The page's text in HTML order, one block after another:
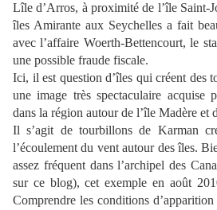
Lîle d’Arros, à proximité de l’île Saint-
îles Amirante aux Seychelles a fait
avec l’affaire Woerth-Bettencourt, le
une possible fraude fiscale.
Ici, il est question d’îles qui créent des
une image très spectaculaire
dans la région autour de l’île Madère et
Il s’agit de tourbillons de Karman
l’écoulement du vent autour des îles.
assez fréquent dans l’archipel des
sur ce blog), cet exemple en août
Comprendre les conditions